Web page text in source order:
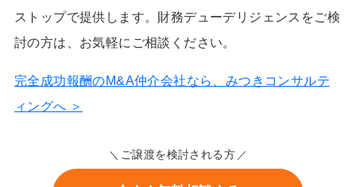
ストップで提供します。財務デューデリジェンスをご検
討の方は、お気軽にご相談ください。
完全成功報酬のM&A仲介会社なら、みつきコンサルテ
ィングへ ＞
ご譲渡を検討される方